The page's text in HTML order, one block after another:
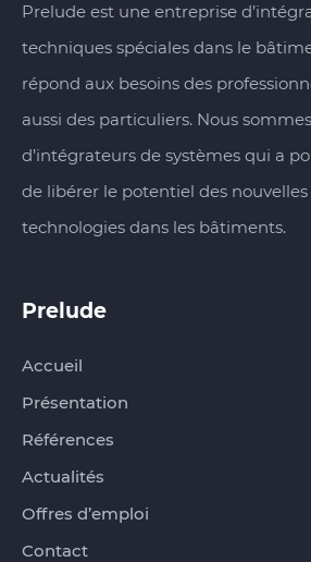
Prelude est une entreprise
techniques spéciales dans le
répond aux besoins des
aussi des particuliers. Nous
d’intégrateurs de systèmes qui a
de libérer le potentiel des nouvelles
technologies dans les bâtiments.
Prelude
Accueil
Présentation
Références
Actualités
Offres d’emploi
Contact